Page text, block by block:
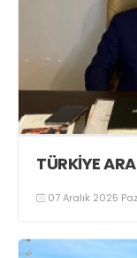
TÜRKİYE
07 Aralık 2025